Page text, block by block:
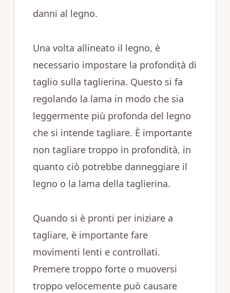
danni al legno.
Una volta allineato il legno, è
necessario impostare la profondità di
taglio sulla taglierina. Questo si fa
regolando la lama in modo che sia
leggermente più profonda del legno
che si intende tagliare. È importante
non tagliare troppo in profondità, in
quanto ciò potrebbe danneggiare il
legno o la lama della taglierina.
Quando si è pronti per iniziare a
tagliare, è importante fare
movimenti lenti e controllati.
Premere troppo forte o muoversi
troppo velocemente può causare